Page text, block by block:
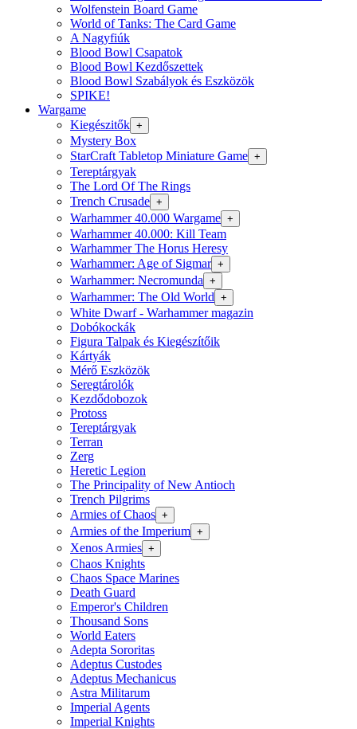
Wolfenstein Board Game
World of Tanks: The Card Game
A Nagyfiúk
Blood Bowl Csapatok
Blood Bowl Kezdőszettek
Blood Bowl Szabályok és Eszközök
SPIKE!
Wargame
Kiegészitők +
Mystery Box
StarCraft Tabletop Miniature Game +
Tereptárgyak
The Lord Of The Rings
Trench Crusade +
Warhammer 40.000 Wargame +
Warhammer 40.000: Kill Team
Warhammer The Horus Heresy
Warhammer: Age of Sigmar +
Warhammer: Necromunda +
Warhammer: The Old World +
White Dwarf - Warhammer magazin
Dobókockák
Figura Talpak és Kiegészítőik
Kártyák
Mérő Eszközök
Seregtárolók
Kezdődobozok
Protoss
Tereptárgyak
Terran
Zerg
Heretic Legion
The Principality of New Antioch
Trench Pilgrims
Armies of Chaos +
Armies of the Imperium +
Xenos Armies +
Chaos Knights
Chaos Space Marines
Death Guard
Emperor's Children
Thousand Sons
World Eaters
Adepta Sororitas
Adeptus Custodes
Adeptus Mechanicus
Astra Militarum
Imperial Agents
Imperial Knights